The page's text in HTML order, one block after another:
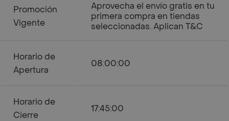
Promoción
Vigente
Aprovecha el envío gratis en tu
primera compra en tiendas
seleccionadas. Aplican T&C
Horario de
Apertura
08:00:00
Horario de
Cierre
17:45:00